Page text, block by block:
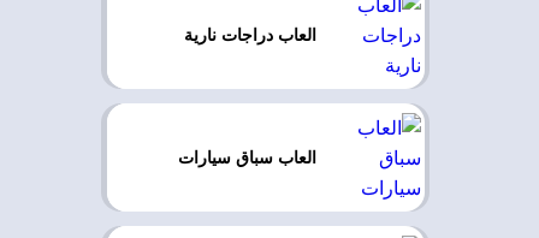
العاب دراجات نارية
العاب سباق سيارات